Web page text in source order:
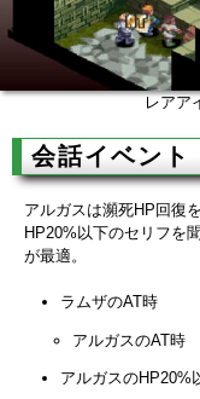
レアア
会話イベント
アルガスは瀕死HP回復
HP20%以下のセリフを
が最適。
ラムザのAT時
アルガスのAT時
アルガスのHP20%